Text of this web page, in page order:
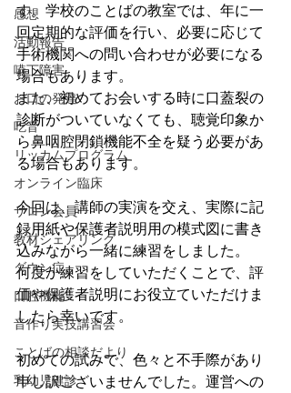
感想
活動報告
嚥下障害
お口の発達
吃音
リッカムプログラム
オンライン臨床
サロン会員
教材シェアリング
ダウン症
口腔機能
音作り実技講習会
ことばの相談だより
乳幼児健診
す。学校のことばの教室では、年に一
回定期的な評価を行い、必要に応じて
手術機関への問い合わせが必要になる
場合もあります。
また、初めてお会いする時に口蓋裂の
診断がついていなくても、聴覚印象か
ら鼻咽腔閉鎖機能不全を疑う必要があ
る場合もあります。
今回は、講師の実演を交え、実際に記
録用紙や保護者説明用の模式図に書き
込みながら一緒に練習をしました。
何度か練習をしていただくことで、評
価や保護者説明にお役立ていただけま
したら幸いです。
初めての試みで、色々と不手際があり
申し訳ございませんでした。運営への